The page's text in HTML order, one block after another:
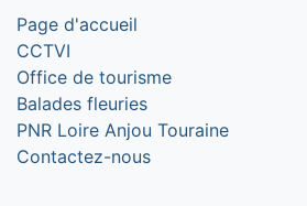
Page d'accueil
CCTVI
Office de tourisme
Balades fleuries
PNR Loire Anjou Touraine
Contactez-nous